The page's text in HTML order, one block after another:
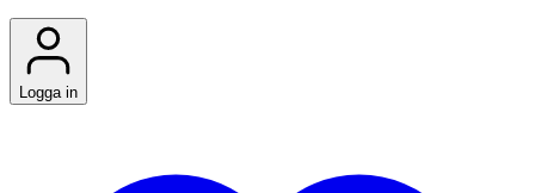
Logga in